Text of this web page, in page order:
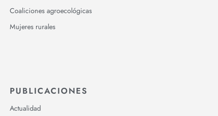
Coaliciones agroecológicas
Mujeres rurales
PUBLICACIONES
Actualidad